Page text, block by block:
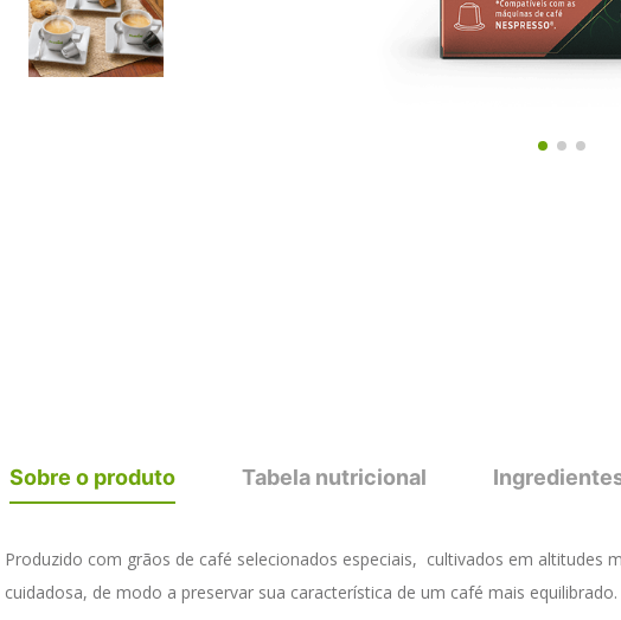
Sobre o produto Tabela nutricional
Produzido com grãos de café selecionados especiais,  cultivados em
cuidadosa, de modo a preservar sua característica de um café mais equilibrado.